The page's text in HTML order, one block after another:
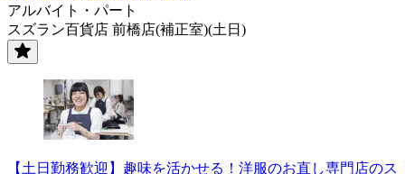
アルバイト・パート
スズラン百貨店 前橋店(補正室)(土日)
【土日勤務歓迎】趣味を活かせる！洋服のお直し専門店のス